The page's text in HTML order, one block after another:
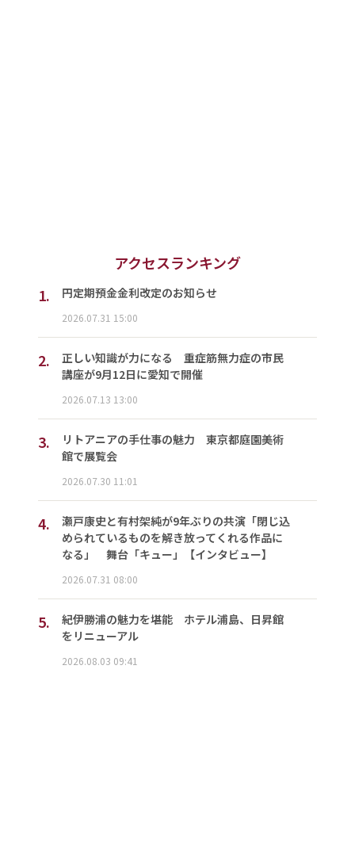
アクセスランキング
1.
円定期預金金利改定のお知らせ
2026.07.31 15:00
2.
正しい知識が力になる 重症筋無力症の市民
講座が9月12日に愛知で開催
2026.07.13 13:00
3.
リトアニアの手仕事の魅力 東京都庭園美術
館で展覧会
2026.07.30 11:01
4.
瀬戸康史と有村架純が9年ぶりの共演「閉じ込
められているものを解き放ってくれる作品に
なる」 舞台「キュー」【インタビュー】
2026.07.31 08:00
5.
紀伊勝浦の魅力を堪能 ホテル浦島、日昇館
をリニューアル
2026.08.03 09:41